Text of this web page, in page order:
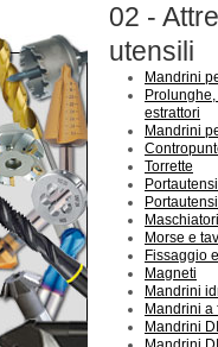
02 -
utensili
Mandrini
estrattori
Mandrini
Torrette
Maschiatori
Morse e
Fissaggio
Magneti
Mandrini
Mandrini a
Mandrini